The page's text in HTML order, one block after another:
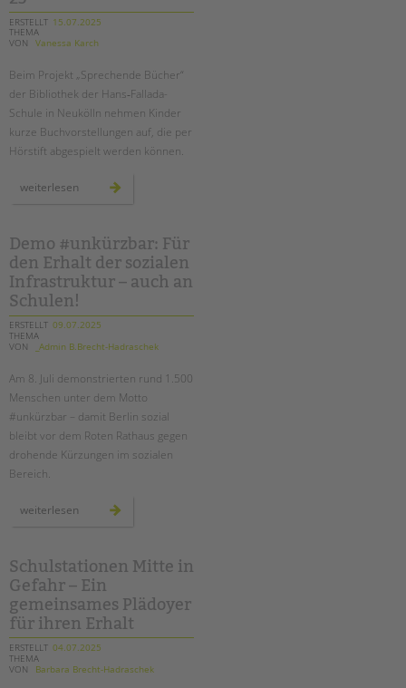
ERSTELLT 15.07.2025
THEMA
VON
Vanessa Karch
Beim Projekt „Sprechende Bücher“
der Bibliothek der Hans‑Fallada-
Schule in Neukölln nehmen Kinder
kurze Buchvorstellungen auf, die per
Hörstift abgespielt werden können.
weiterlesen
deutschen lesepreis 2025
Demo #unkürzbar: Für
den Erhalt der sozialen
Infrastruktur – auch an
Schulen!
ERSTELLT 09.07.2025
THEMA
VON
_Admin B.Brecht-Hadraschek
Am 8. Juli demonstrierten rund 1.500
Menschen unter dem Motto
#unkürzbar – damit Berlin sozial
bleibt vor dem Roten Rathaus gegen
drohende Kürzungen im sozialen
Bereich.
weiterlesen
#unkürzbar:
der
sozialen
infrastruktur
–
auch
an
schulen!
Schulstationen Mitte in
Gefahr – Ein
gemeinsames Plädoyer
für ihren Erhalt
ERSTELLT 04.07.2025
THEMA
VON
Barbara Brecht-Hadraschek